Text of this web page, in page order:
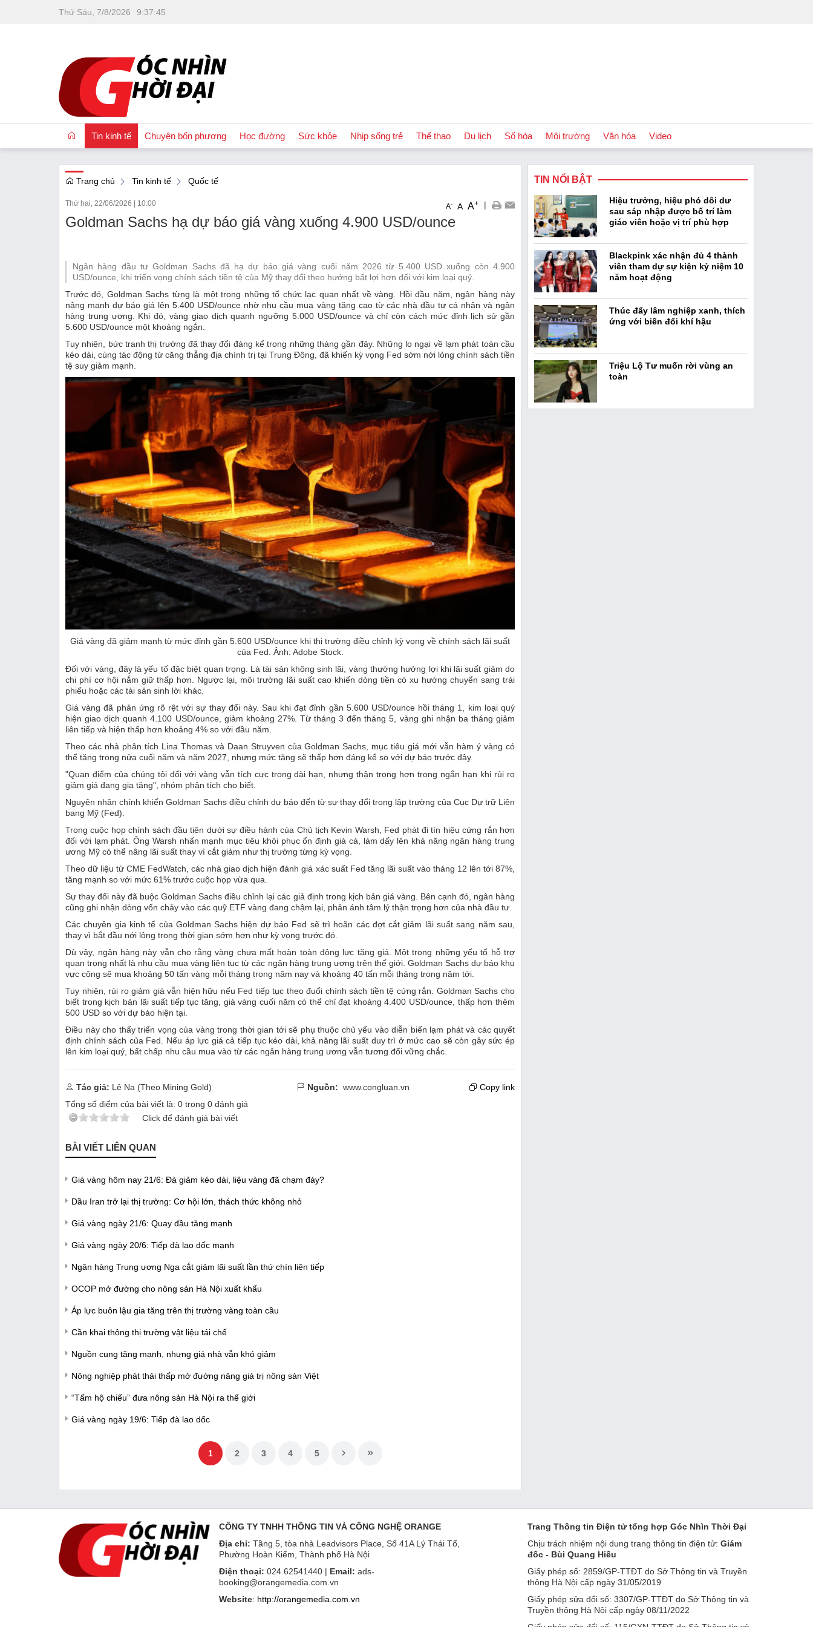
Thứ Sáu, 7/8/2026 9:37:46
Tin kinh tế
OCOP
Quốc tế
Thị trường
Emagazine
Chuyện bốn phương Học đường Sức khỏe Nhịp sống trẻ Thể thao Du lịch Số hóa Môi trường Văn hóa
Podcast
Video
Trang chủ Tin kinh tế Quốc tế
Thứ hai, 22/06/2026 | 10:00 A- A A+ |
Goldman Sachs hạ dự báo giá vàng xuống 4.900 USD/ounce
Ngân hàng đầu tư Goldman Sachs đã hạ dự báo giá vàng cuối năm 2026 từ 5.400 USD xuống còn 4.900
USD/ounce, khi triển vọng chính sách tiền tệ của Mỹ thay đổi theo hướng bất lợi hơn đối với kim loại quý.
Trước đó, Goldman Sachs từng là một trong những tổ chức lạc quan nhất về vàng. Hồi đầu năm, ngân hàng này
nâng mạnh dự báo giá lên 5.400 USD/ounce nhờ nhu cầu mua vàng tăng cao từ các nhà đầu tư cá nhân và ngân
hàng trung ương. Khi đó, vàng giao dịch quanh ngưỡng 5.000 USD/ounce và chỉ còn cách mức đỉnh lịch sử gần
5.600 USD/ounce một khoảng ngắn.
Tuy nhiên, bức tranh thị trường đã thay đổi đáng kể trong những tháng gần đây. Những lo ngại về lạm phát toàn cầu
kéo dài, cùng tác động từ căng thẳng địa chính trị tại Trung Đông, đã khiến kỳ vọng Fed sớm nới lỏng chính sách tiền
tệ suy giảm mạnh.
Giá vàng đã giảm mạnh từ mức đỉnh gần 5.600 USD/ounce khi thị trường điều chỉnh kỳ vọng về chính sách lãi suất
của Fed. Ảnh: Adobe Stock.
Đối với vàng, đây là yếu tố đặc biệt quan trọng. Là tài sản không sinh lãi, vàng thường hưởng lợi khi lãi suất giảm do
chi phí cơ hội nắm giữ thấp hơn. Ngược lại, môi trường lãi suất cao khiến dòng tiền có xu hướng chuyển sang trái
phiếu hoặc các tài sản sinh lời khác.
Giá vàng đã phản ứng rõ rệt với sự thay đổi này. Sau khi đạt đỉnh gần 5.600 USD/ounce hồi tháng 1, kim loại quý
hiện giao dịch quanh 4.100 USD/ounce, giảm khoảng 27%. Từ tháng 3 đến tháng 5, vàng ghi nhận ba tháng giảm
liên tiếp và hiện thấp hơn khoảng 4% so với đầu năm.
Theo các nhà phân tích Lina Thomas và Daan Struyven của Goldman Sachs, mục tiêu giá mới vẫn hàm ý vàng có
thể tăng trong nửa cuối năm và năm 2027, nhưng mức tăng sẽ thấp hơn đáng kể so với dự báo trước đây.
"Quan điểm của chúng tôi đối với vàng vẫn tích cực trong dài hạn, nhưng thận trọng hơn trong ngắn hạn khi rủi ro
giảm giá đang gia tăng", nhóm phân tích cho biết.
Nguyên nhân chính khiến Goldman Sachs điều chỉnh dự báo đến từ sự thay đổi trong lập trường của Cục Dự trữ Liên
bang Mỹ (Fed).
Trong cuộc họp chính sách đầu tiên dưới sự điều hành của Chủ tịch Kevin Warsh, Fed phát đi tín hiệu cứng rắn hơn
đối với lạm phát. Ông Warsh nhấn mạnh mục tiêu khôi phục ổn định giá cả, làm dấy lên khả năng ngân hàng trung
ương Mỹ có thể nâng lãi suất thay vì cắt giảm như thị trường từng kỳ vọng.
Theo dữ liệu từ CME FedWatch, các nhà giao dịch hiện đánh giá xác suất Fed tăng lãi suất vào tháng 12 lên tới 87%,
tăng mạnh so với mức 61% trước cuộc họp vừa qua.
Sự thay đổi này đã buộc Goldman Sachs điều chỉnh lại các giả định trong kịch bản giá vàng. Bên cạnh đó, ngân hàng
cũng ghi nhận dòng vốn chảy vào các quỹ ETF vàng đang chậm lại, phản ánh tâm lý thận trọng hơn của nhà đầu tư.
Các chuyên gia kinh tế của Goldman Sachs hiện dự báo Fed sẽ trì hoãn các đợt cắt giảm lãi suất sang năm sau,
thay vì bắt đầu nới lỏng trong thời gian sớm hơn như kỳ vọng trước đó.
Dù vậy, ngân hàng này vẫn cho rằng vàng chưa mất hoàn toàn động lực tăng giá. Một trong những yếu tố hỗ trợ
quan trọng nhất là nhu cầu mua vàng liên tục từ các ngân hàng trung ương trên thế giới. Goldman Sachs dự báo khu
vực công sẽ mua khoảng 50 tấn vàng mỗi tháng trong năm nay và khoảng 40 tấn mỗi tháng trong năm tới.
Tuy nhiên, rủi ro giảm giá vẫn hiện hữu nếu Fed tiếp tục theo đuổi chính sách tiền tệ cứng rắn. Goldman Sachs cho
biết trong kịch bản lãi suất tiếp tục tăng, giá vàng cuối năm có thể chỉ đạt khoảng 4.400 USD/ounce, thấp hơn thêm
500 USD so với dự báo hiện tại.
Điều này cho thấy triển vọng của vàng trong thời gian tới sẽ phụ thuộc chủ yếu vào diễn biến lạm phát và các quyết
định chính sách của Fed. Nếu áp lực giá cả tiếp tục kéo dài, khả năng lãi suất duy trì ở mức cao sẽ còn gây sức ép
lên kim loại quý, bất chấp nhu cầu mua vào từ các ngân hàng trung ương vẫn tương đối vững chắc.
Tác giả: Lê Na (Theo Mining Gold) Nguồn: www.congluan.vn
Copy link
Tổng số điểm của bài viết là: 0 trong 0 đánh giá
Click để đánh giá bài viết
BÀI VIẾT LIÊN QUAN
Giá vàng hôm nay 21/6: Đà giảm kéo dài, liệu vàng đã chạm đáy?
Dầu Iran trở lại thị trường: Cơ hội lớn, thách thức không nhỏ
Giá vàng ngày 21/6: Quay đầu tăng mạnh
Giá vàng ngày 20/6: Tiếp đà lao dốc mạnh
Ngân hàng Trung ương Nga cắt giảm lãi suất lần thứ chín liên tiếp
OCOP mở đường cho nông sản Hà Nội xuất khẩu
Áp lực buôn lậu gia tăng trên thị trường vàng toàn cầu
Cần khai thông thị trường vật liệu tái chế
Nguồn cung tăng mạnh, nhưng giá nhà vẫn khó giảm
Nông nghiệp phát thải thấp mở đường nâng giá trị nông sản Việt
“Tấm hộ chiếu” đưa nông sản Hà Nội ra thế giới
Giá vàng ngày 19/6: Tiếp đà lao dốc
1 2 3 4 5
TIN NỔI BẬT
Hiệu trưởng, hiệu phó dôi dư
sau sáp nhập được bố trí làm
giáo viên hoặc vị trí phù hợp
Blackpink xác nhận đủ 4 thành
viên tham dự sự kiện kỷ niệm 10
năm hoạt động
Thúc đẩy lâm nghiệp xanh, thích
ứng với biến đổi khí hậu
Triệu Lộ Tư muốn rời vùng an
toàn
CÔNG TY TNHH THÔNG TIN VÀ CÔNG NGHỆ ORANGE
Địa chỉ: Tầng 5, tòa nhà Leadvisors Place, Số 41A Lý Thái Tổ,
Phường Hoàn Kiếm, Thành phố Hà Nội
Điện thoại: 024.62541440 | Email: ads-
booking@orangemedia.com.vn
Website: http://orangemedia.com.vn
Trang Thông tin Điện tử tổng hợp Góc Nhìn Thời Đại
Chịu trách nhiệm nội dung trang thông tin điện tử: Giám
đốc - Bùi Quang Hiếu
Giấy phép số: 2859/GP-TTĐT do Sở Thông tin và Truyền
thông Hà Nội cấp ngày 31/05/2019
Giấy phép sửa đổi số: 3307/GP-TTĐT do Sở Thông tin và
Truyền thông Hà Nội cấp ngày 08/11/2022